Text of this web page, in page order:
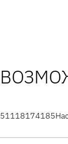
51118174185